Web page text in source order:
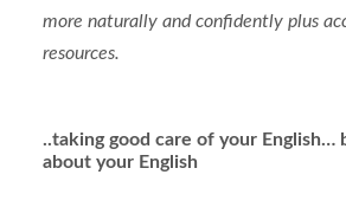
more naturally and confidently plus
resources.
..taking good care of your English…
about your English